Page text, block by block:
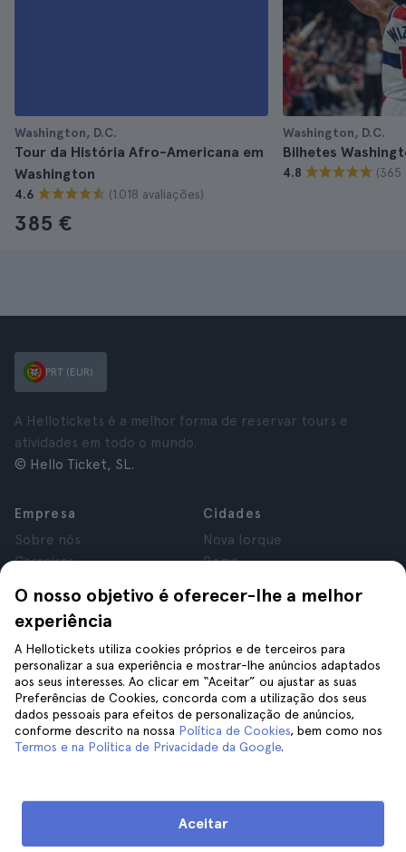
Washington, D.C.
Tour da História Afro-Americana em
Washington
4.6 (1.018 avaliações)
385 €
Washington, D.C.
Bilhetes
4.8 (365
O nosso objetivo é oferecer-lhe a melhor
experiência
A Hellotickets utiliza cookies próprios e de terceiros para
personalizar a sua experiência e mostrar-lhe anúncios adaptados
aos seus interesses. Ao clicar em “Aceitar” ou ajustar as suas
Preferências de Cookies, concorda com a utilização dos seus
dados pessoais para efeitos de personalização de anúncios,
conforme descrito na nossa Política de Cookies, bem como nos
Termos e na Política de Privacidade da Google.
Aceitar
PRT (EUR)
A Hellotickets é a melhor forma de reservar tours e
atividades em todo o mundo.
© Hello Ticket, SL.
Empresa
Sobre nós
Carreiras
Avaliações
Privacidade
Termos e Condições
Aviso Legal
Cookies
Cidades
Nova Iorque
Roma
Londres
Cracóvia
Tenerife
Ajuda
Siga-nos